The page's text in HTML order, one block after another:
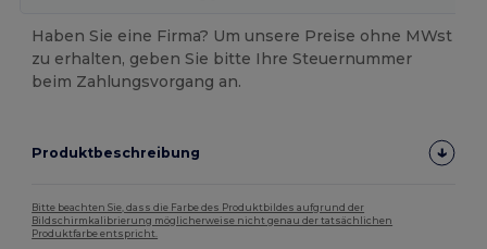
Haben Sie eine Firma? Um unsere Preise ohne MWst
zu erhalten, geben Sie bitte Ihre Steuernummer
beim Zahlungsvorgang an.
Produktbeschreibung
Bitte beachten Sie, dass die Farbe des Produktbildes aufgrund der
Bildschirmkalibrierung möglicherweise nicht genau der tatsächlichen
Produktfarbe entspricht.